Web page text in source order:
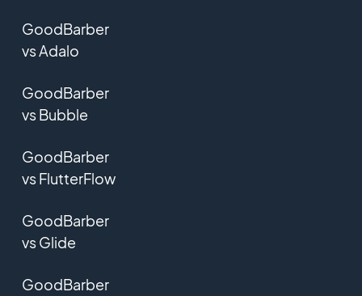
GoodBarber
vs Adalo
GoodBarber
vs Bubble
GoodBarber
vs FlutterFlow
GoodBarber
vs Glide
GoodBarber